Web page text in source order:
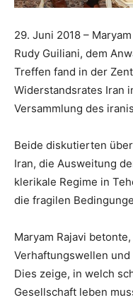
29. Juni 2018 –
Rudy Guiliani, dem
Treffen fand in der
Widerstandsrates Iran
Versammlung des
Beide diskutierten
Iran, die Ausweitung
klerikale Regime in
die fragilen
Maryam Rajavi
Verhaftungswellen
Dies zeige, in welch
Gesellschaft leben